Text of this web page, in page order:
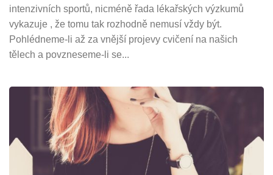
intenzivních sportů, nicméně řada lékařských výzkumů
vykazuje , že tomu tak rozhodně nemusí vždy být.
Pohlédneme-li až za vnější projevy cvičení na našich
tělech a povzneseme-li se...